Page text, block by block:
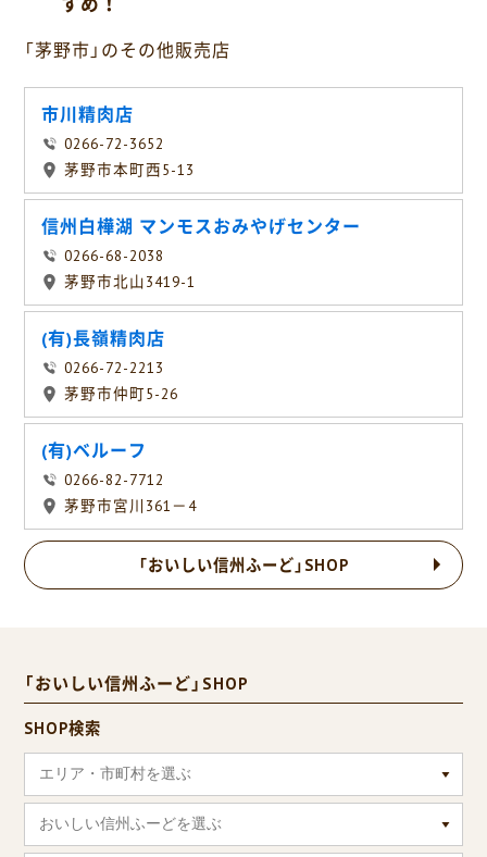
すめ！
「茅野市」のその他販売店
市川精肉店
0266-72-3652
茅野市本町西5-13
信州白樺湖 マンモスおみやげセンター
0266-68-2038
茅野市北山3419-1
(有)長嶺精肉店
0266-72-2213
茅野市仲町5-26
(有)ベルーフ
0266-82-7712
茅野市宮川361－4
「おいしい信州ふーど」SHOP
「おいしい信州ふーど」SHOP
SHOP検索
エリア・市町村を選ぶ
おいしい信州ふーどを選ぶ